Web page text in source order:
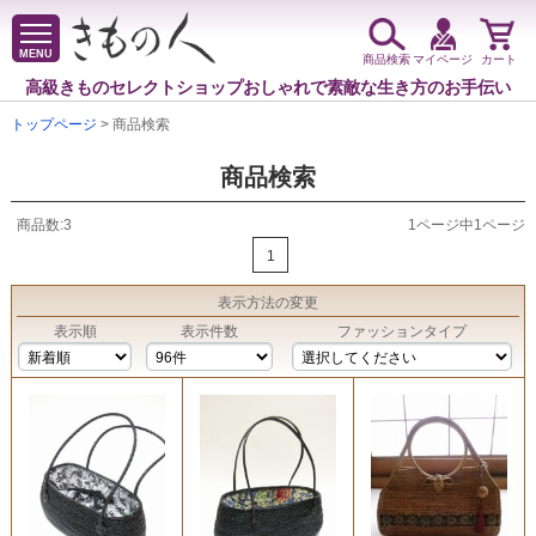
MENU
高級きものセレクトショップおしゃれで素敵な生き方のお手伝い
商品検索マイページ カート
トップページ > 商品検索
商品検索
商品数:3
1ページ中1ページ
1
表示方法の変更
表示順
表示件数 ファッションタイプ